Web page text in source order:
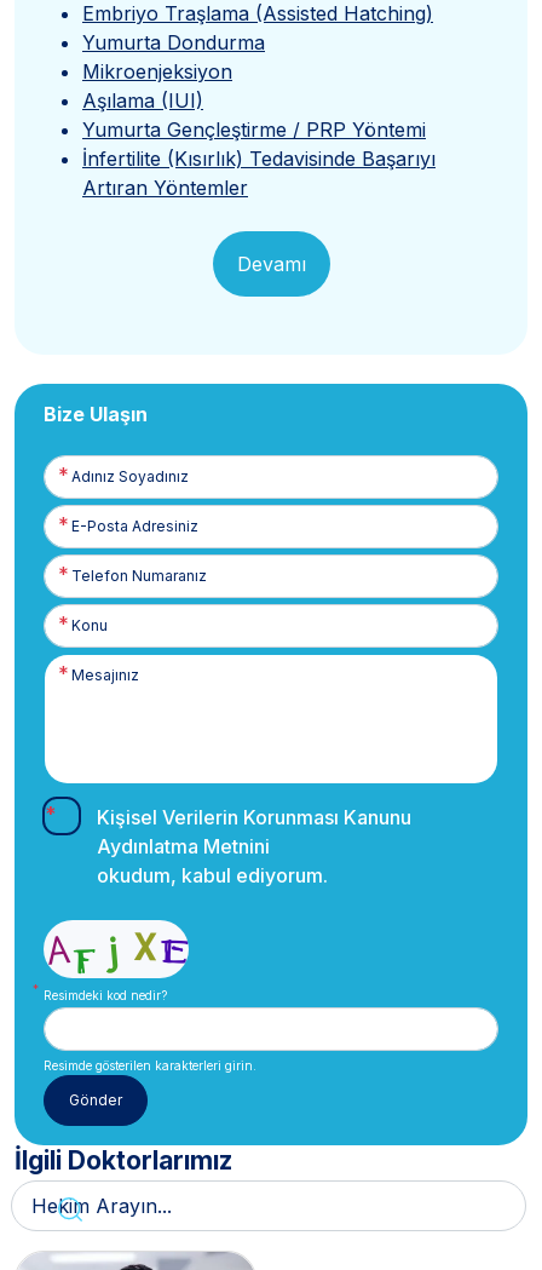
Embriyo Traşlama (Assisted Hatching)
Yumurta Dondurma
Mikroenjeksiyon
Aşılama (IUI)
Yumurta Gençleştirme / PRP Yöntemi
İnfertilite (Kısırlık) Tedavisinde Başarıyı
Artıran Yöntemler
Devamı
Bize Ulaşın
Adınız
Soyadınız
E-
Posta
Telefon
Numaranız
Kişisel Verilerin Korunması Kanunu
Aydınlatma Metnini
okudum, kabul ediyorum.
Resimdeki kod nedir?
Resimde gösterilen karakterleri girin.
İlgili Doktorlarımız